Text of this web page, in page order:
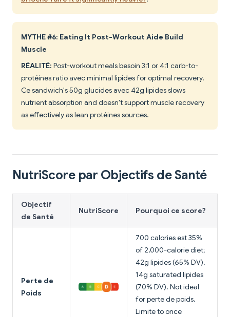
MYTHE #6: Eating It Post-Workout Aide Build
Muscle
RÉALITÉ: Post-workout meals besoin 3:1 or 4:1 carb-to-
protéines ratio avec minimal lipides for optimal recovery.
Ce sandwich's 50g glucides avec 42g lipides slows
nutrient absorption and doesn't support muscle recovery
as effectively as lean protéines sources.
NutriScore par Objectifs de Santé
Objectif
de Santé
NutriScore Pourquoi ce score?
Perte de
Poids
700 calories est 35%
of 2,000-calorie diet;
42g lipides (65% DV),
14g saturated lipides
(70% DV). Not ideal
for perte de poids.
Limite to once